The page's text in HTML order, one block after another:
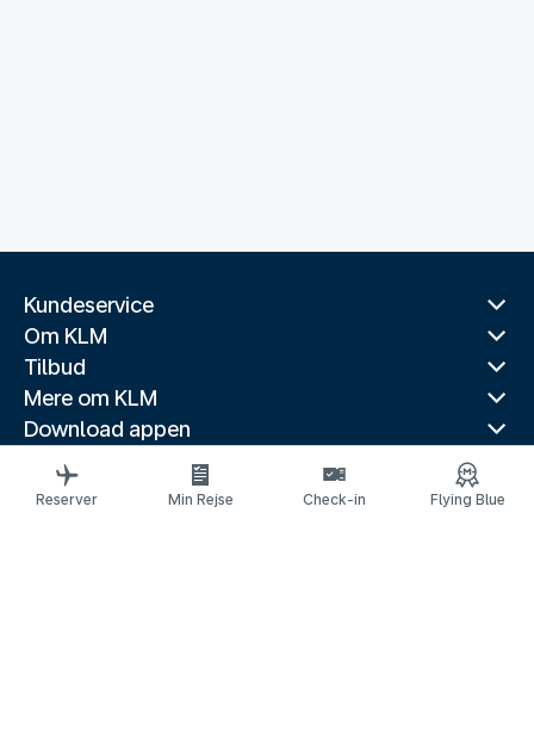
Kundeservice
Om KLM
Tilbud
Mere om KLM
Download appen
Relaterede hjemmesider
Rejseguider
Reserver Min Rejse Check-in Flying Blue